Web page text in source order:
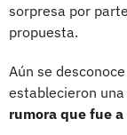
sorpresa por
propuesta.
Aún se
establecieron
rumora que fue